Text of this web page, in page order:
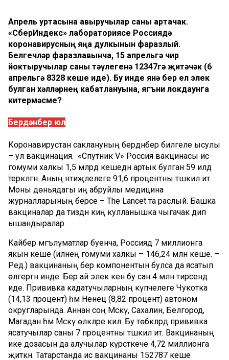
Апрель уртасына авыручылар саны артачак.
«СберИндекс» лабораториясе Россиядә
коронавирусның яңа дулкынын фаразлый.
Белгечләр фаразлавынча, 15 апрельгә чир
йоктыручылар саны тәүлегенә 12347гә җитәчәк (6
апрельгә 8328 кеше иде). Бу инде янә бер ел элек
булган хәлләрнең кабатлануына, ягъни локдаунга
китермәсме?
Бердәнбер юл
Коронавирустан саклануның бердәнбер билгеле ысулы
– ул вакцинация. «Спутник V» Россия вакцинасы исә
гомуми халкы 1,5 млрд кешедән артык булган 59 илдә
теркәлгән. Аның нәтиҗәлелеге 91,6 процентны тәшкил итә.
Моны дөньядагы иң абруйлы медицина
журналларының берсе – The Lancet та раслый. Башка
вакциналар да тиздән киң кулланышка чыгачак дип
ышандыралар.
Кайбер мәгълүматлар буенча, Россиядә 7 миллионга
якын кеше (илнең гомуми халкы – 146,24 млн кеше. –
Ред.) вакцинаның бер компонентын булса да ясатып
өлгергән инде. Бер ай элек кенә бу сан 4 млн тирәсендә
иде. Прививка кадатучыларның күпчелеге Чукотка
(14,13 процент) һәм Ненец (8,82 процент) автоном
округларында. Аннан соң Мәскәү, Сахалин, Белгород,
Магадан һәм Мәскәү өлкәләре килә. Бу төбәкләрдә прививка
ясатучылар саны 7 процентны тәшкил итә. Вакцинаның
ике дозасын да алучылар күрсәткече 4,72 миллионга
җиткән. Татарстанда исә вакцинаны 152787 кеше